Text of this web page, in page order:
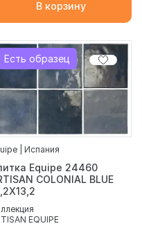
В корзину
Есть образец
| Испания
Equipe 24460
COLONIAL BLUE
EQUIPE